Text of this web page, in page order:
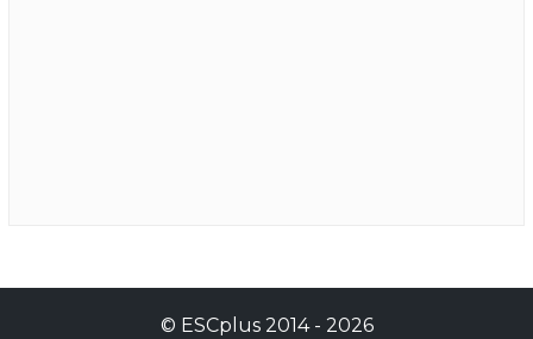
© ESCplus2014 - 2026